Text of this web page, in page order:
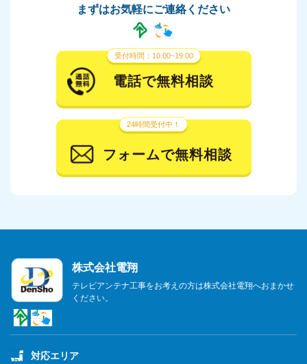
まずはお気軽にご連絡ください
受付時間：10:00~19:00
電話で無料相談
24時間受付中！
フォームで無料相談
株式会社電翔
テレビアンテナ工事をお考えの方は株式会社電翔へおまかせ
ください。
対応エリア